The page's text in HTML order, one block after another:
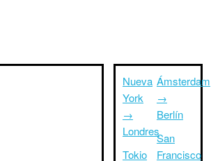
Nueva
York
→
Londres
Tokio
Ámsterdam
→
Berlín
San
Francisco